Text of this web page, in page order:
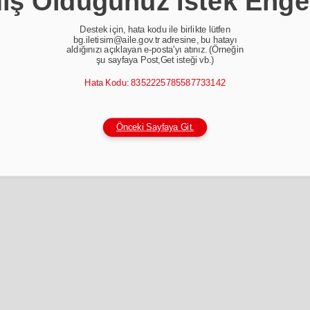
Destek için, hata kodu ile birlikte lütfen
bg.iletisim@aile.gov.tr adresine, bu hatayı
aldığınızı açıklayan e-posta'yı atınız. (Örneğin
şu sayfaya Post,Get isteği vb.)
Hata Kodu: 8352225785587733142
Önceki Sayfaya Git.